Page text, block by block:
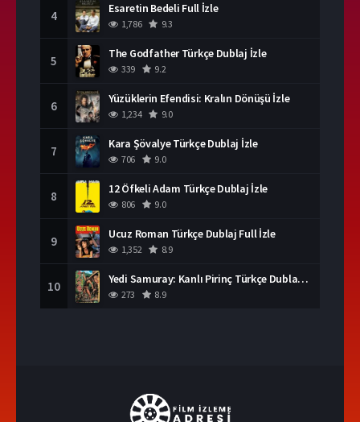
4 Esaretin Bedeli Full İzle
1,786 9.3
5 The Godfather Türkçe Dublaj İzle
339 9.2
6 Yüzüklerin Efendisi: Kralın Dönüşü İzle
1,234 9.0
7 Kara Şövalye Türkçe Dublaj İzle
706 9.0
8 12 Öfkeli Adam Türkçe Dublaj İzle
806 9.0
9 Ucuz Roman Türkçe Dublaj Full İzle
1,352 8.9
10 Yedi Samuray: Kanlı Pirinç Türkçe Dublaj İzle
273 8.9